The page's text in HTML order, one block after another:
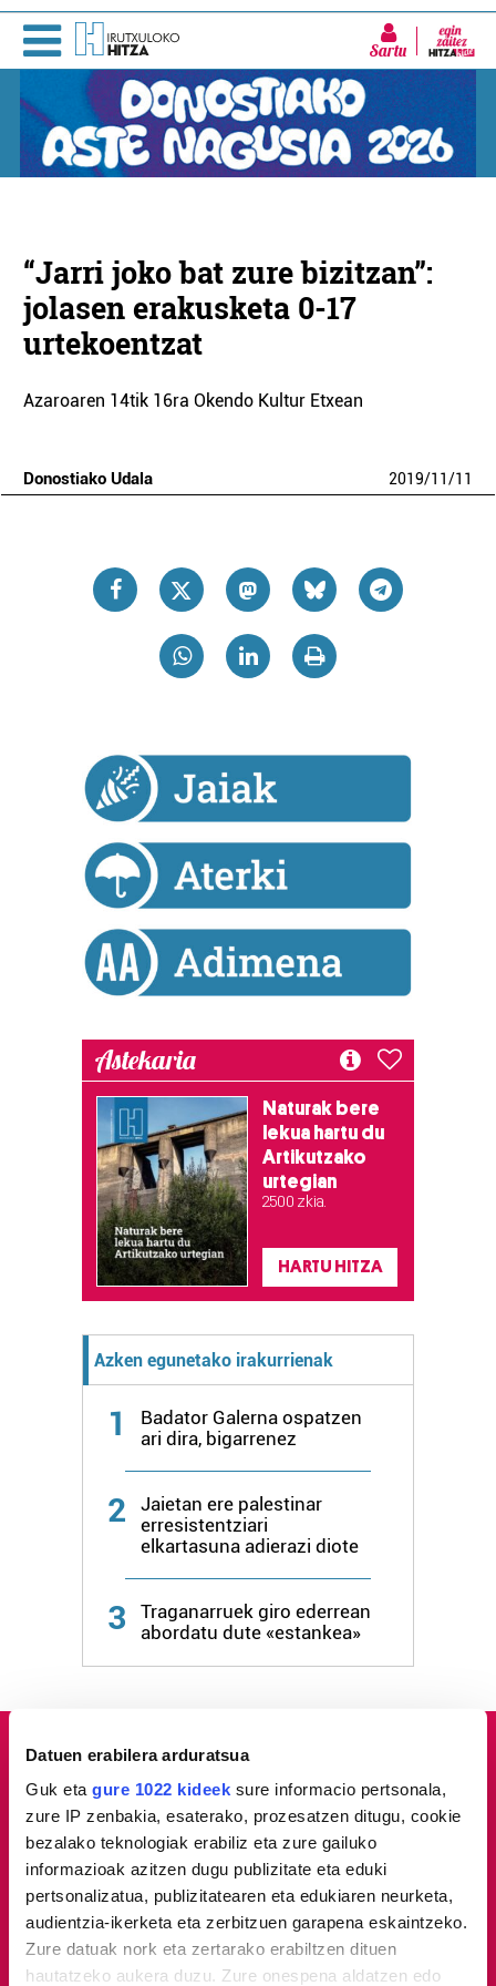
Datuen erabilera arduratsua
Guk eta gure 1022 kideek sure informacio pertsonala,
zure IP zenbakia, esaterako, prozesatzen ditugu, cookie
bezalako teknologiak erabiliz eta zure gailuko
informazioak azitzen dugu publizitate eta eduki
pertsonalizatua, publizitatearen eta edukiaren neurketa,
audientzia-ikerketa eta zerbitzuen garapena eskaintzeko.
Zure datuak nork eta zertarako erabiltzen dituen
hautatzeko aukera duzu. Zure onespena aldatzen edo
Sartu
“Jarri joko bat zure bizitzan”:
jolasen erakusketa 0-17
urtekoentzat
Azaroaren 14tik 16ra Okendo Kultur Etxean
Donostiako Udala 2019/11/11
Astekaria
Naturak bere
lekua hartu du
Artikutzako
urtegian
2.500 zkia.
HARTU HITZA
Azken egunetako irakurrienak
1
Badator Galerna ospatzen
ari dira, bigarrenez
2
Jaietan ere palestinar
erresistentziari
elkartasuna adierazi diote
3
Traganarruek giro ederrean
abordatu dute «estankea»